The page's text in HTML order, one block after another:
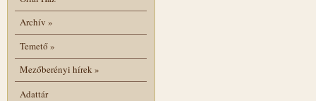
Archív »
Temető»
Mezőberényi hírek»
Adattár